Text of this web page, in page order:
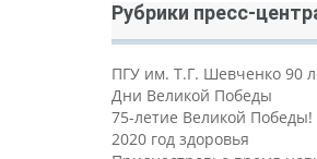
Рубрики пресс-
ПГУ им. Т.Г. Шевченко 90
Дни Великой Победы
75-летие Великой Победы!
2020 год здоровья